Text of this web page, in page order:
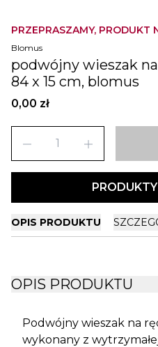
PRZEPRASZAMY, PRODUKT
Blomus
podwójny wieszak
84 x 15 cm, blomus
0,00 zł
remove add
OPIS PRODUKTU
OPIS PRODUKTU
Podwójny wieszak na
wykonany z